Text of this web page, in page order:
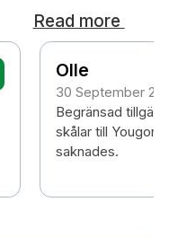
Read more
Olle
30 September
Begränsad
skålar till Yougort.
saknades.